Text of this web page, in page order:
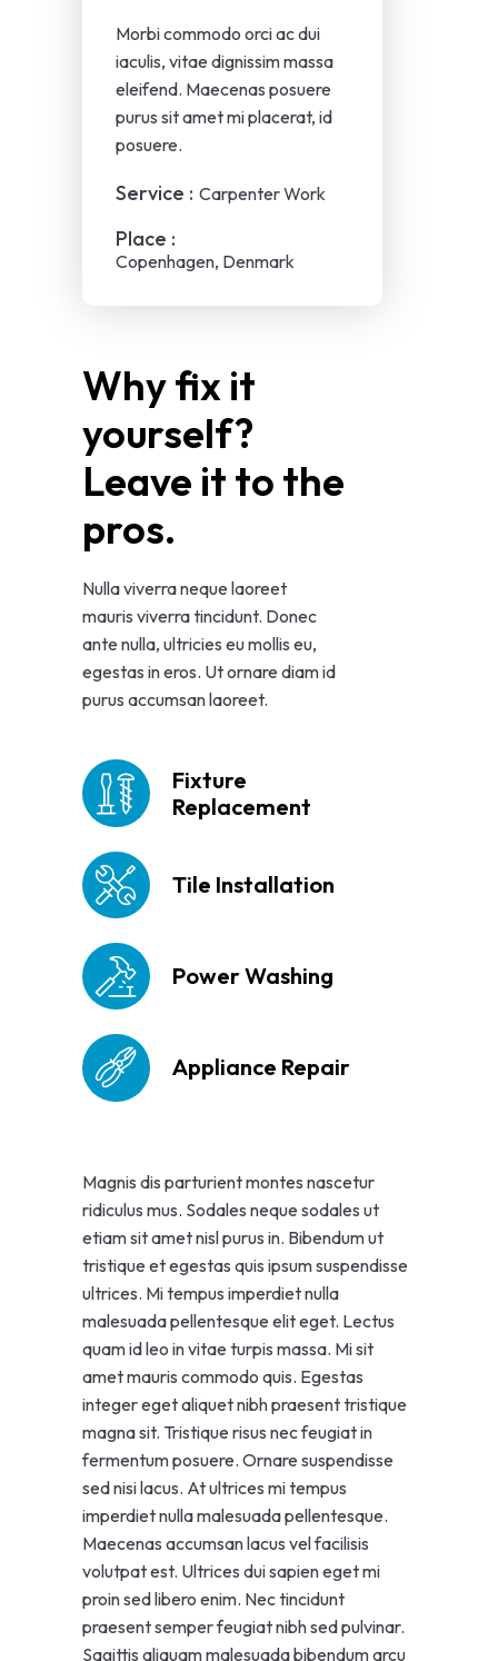
Why fix it
yourself?
Leave it to the
pros.
Nulla viverra neque laoreet
mauris viverra tincidunt. Donec
ante nulla, ultricies eu mollis eu,
egestas in eros. Ut ornare diam id
purus accumsan laoreet.
Fixture
Replacement
Tile Installation
Power Washing
Appliance Repair
Morbi commodo orci ac dui
iaculis, vitae dignissim massa
eleifend. Maecenas posuere
purus sit amet mi placerat, id
posuere.
Service : Carpenter Work
Place :
Copenhagen, Denmark
Magnis dis parturient montes nascetur
ridiculus mus. Sodales neque sodales ut
etiam sit amet nisl purus in. Bibendum ut
tristique et egestas quis ipsum suspendisse
ultrices. Mi tempus imperdiet nulla
malesuada pellentesque elit eget. Lectus
quam id leo in vitae turpis massa. Mi sit
amet mauris commodo quis. Egestas
integer eget aliquet nibh praesent tristique
magna sit. Tristique risus nec feugiat in
fermentum posuere. Ornare suspendisse
sed nisi lacus. At ultrices mi tempus
imperdiet nulla malesuada pellentesque.
Maecenas accumsan lacus vel facilisis
volutpat est. Ultrices dui sapien eget mi
proin sed libero enim. Nec tincidunt
praesent semper feugiat nibh sed pulvinar.
Sagittis aliquam malesuada bibendum arcu